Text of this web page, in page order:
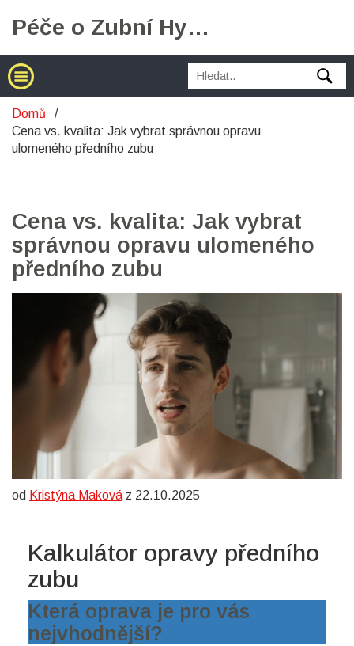
Péče o Zubní Hygienu
Domů
Cena vs. kvalita: Jak vybrat správnou opravu
ulomeného předního zubu
Cena vs. kvalita: Jak vybrat
správnou opravu ulomeného
předního zubu
od Kristýna Maková z 22.10.2025
Kalkulátor opravy předního
zubu
Která oprava je pro vás
nejvhodnější?